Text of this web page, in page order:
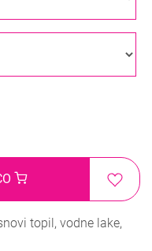
topil, vodne lake,